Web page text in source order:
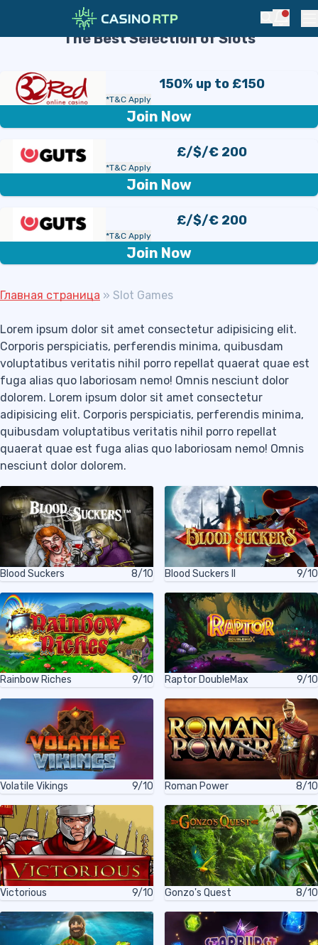
Skip to navigation
Skip to content
Search
Slot Games
The Best Selection of Slots
150% up to £150
*T&C Apply
Join Now
£/$/€ 200
*T&C Apply
Join Now
£/$/€ 200
*T&C Apply
Join Now
Главная страница » Slot Games
Lorem ipsum dolor sit amet consectetur adipisicing elit.
Corporis perspiciatis, perferendis minima, quibusdam
voluptatibus veritatis nihil porro repellat quaerat quae est
fuga alias quo laboriosam nemo! Omnis nesciunt dolor
dolorem. Lorem ipsum dolor sit amet consectetur
adipisicing elit. Corporis perspiciatis, perferendis minima,
quibusdam voluptatibus veritatis nihil porro repellat
quaerat quae est fuga alias quo laboriosam nemo! Omnis
nesciunt dolor dolorem.
Blood Suckers 8/10 Blood Suckers II 9/10
Rainbow Riches 9/10 Raptor DoubleMax 9/10
Volatile Vikings 9/10 Roman Power 8/10
Victorious 9/10 Gonzo's Quest 8/10